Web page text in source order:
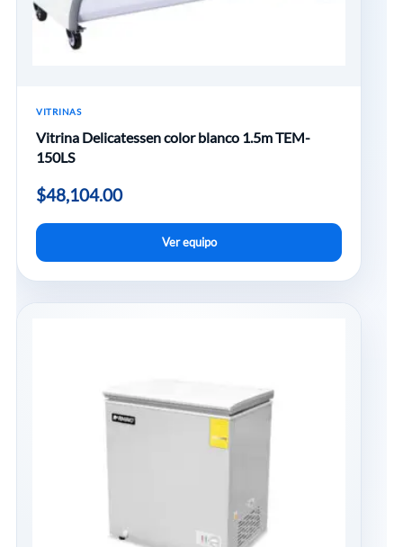
VITRINAS
Vitrina Delicatessen color blanco 1.5m TEM-
150LS
$48,104.00
Ver equipo